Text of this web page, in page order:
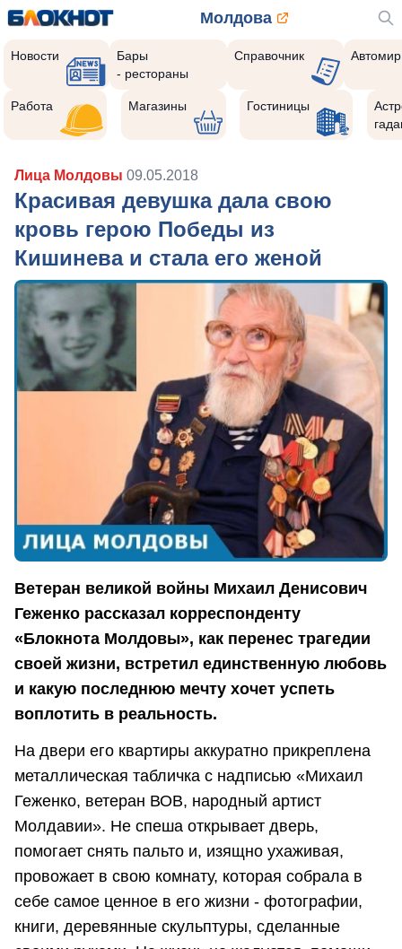
Молдова
Новости
Бары
- рестораны
Справочник Автомир
Работа Магазины Гостиницы
Лица Молдовы 09.05.2018
Красивая девушка дала свою
кровь герою Победы из
Кишинева и стала его женой
Ветеран великой войны Михаил Денисович
Геженко рассказал корреспонденту
«Блокнота Молдовы», как перенес трагедии
своей жизни, встретил единственную любовь
и какую последнюю мечту хочет успеть
воплотить в реальность.
На двери его квартиры аккуратно прикреплена
металлическая табличка с надписью «Михаил
Геженко, ветеран ВОВ, народный артист
Молдавии». Не спеша открывает дверь,
помогает снять пальто и, изящно ухаживая,
провожает в свою комнату, которая собрала в
себе самое ценное в его жизни - фотографии,
книги, деревянные скульптуры, сделанные